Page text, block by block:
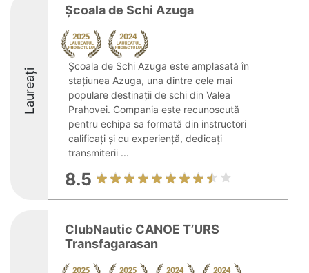
Laureați
Școala de Schi Azuga
Școala de Schi Azuga este amplasată în
stațiunea Azuga, una dintre cele mai
populare destinații de schi din Valea
Prahovei. Compania este recunoscută
pentru echipa sa formată din instructori
calificați și cu experiență, dedicați
transmiterii ...
8.5
ClubNautic CANOE T’URS
Transfagarasan